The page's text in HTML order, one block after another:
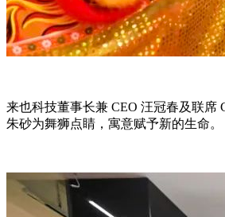
来也科技董事长兼 CEO 汪冠春及联席
朱砂为舞狮点睛，寓意赋予新的生命。